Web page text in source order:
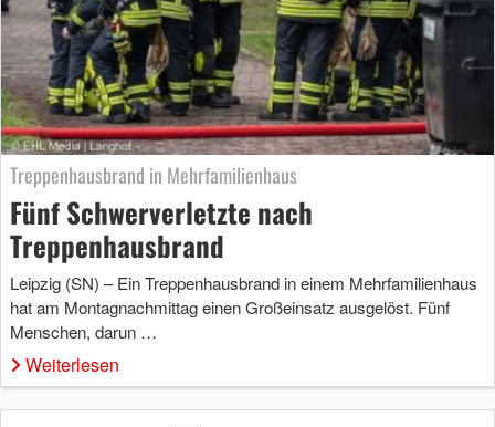
Treppenhausbrand in Mehrfamilienhaus
Fünf Schwerverletzte nach
Treppenhausbrand
Leipzig (SN) – Ein Treppenhausbrand in einem Mehrfamilienhaus
hat am Montagnachmittag einen Großeinsatz ausgelöst. Fünf
Menschen, darun …
Weiterlesen